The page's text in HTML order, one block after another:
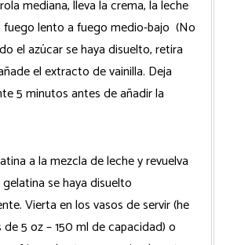
mediana, lleva la crema, la leche
fuego lento a fuego medio-bajo (No
el azúcar se haya disuelto, retira
el extracto de vainilla. Deja
5 minutos antes de añadir la
a la mezcla de leche y revuelva
se haya disuelto
Vierta en los vasos de servir (he
5 oz – 150 ml de capacidad) o